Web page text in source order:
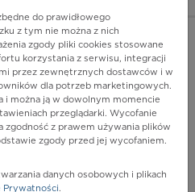
do prawidłowego
z tym nie można z nich
zgody pliki cookies stosowane
korzystania z serwisu, integracji
przez zewnętrznych dostawców i w
dla potrzeb marketingowych.
i można ją w dowolnym momencie
przeglądarki. Wycofanie
zgodność z prawem używania plików
zgody przed jej wycofaniem.
danych osobowych i plikach
Prywatności.